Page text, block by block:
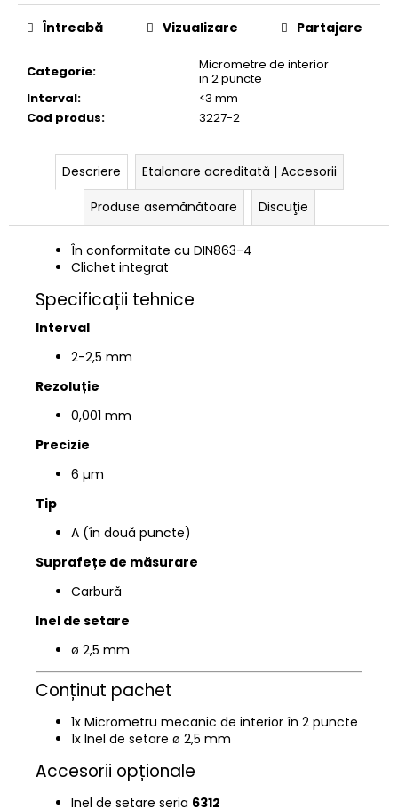
Categorie:
Micrometre de interior
in 2 puncte
Interval:
<3 mm
Cod produs: 3227-2
Întreabă Vizualizare Partajare
Descriere
Etalonare acreditată | Accesorii
Produse asemănătoare
Discuţie
În conformitate cu DIN863-4
Clichet integrat
Specificații tehnice
Interval
2-2,5 mm
Rezoluție
0,001 mm
Precizie
6 µm
Tip
A (în două puncte)
Suprafețe de măsurare
Carbură
Inel de setare
ø 2,5 mm
Conținut pachet
1x Micrometru mecanic de interior în 2 puncte
1x Inel de setare ø 2,5 mm
Accesorii opționale
Inel de setare seria 6312